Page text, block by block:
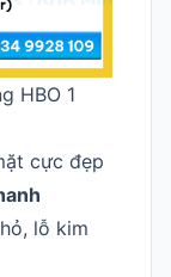
HBO 1
cực đẹp
lỗ kim